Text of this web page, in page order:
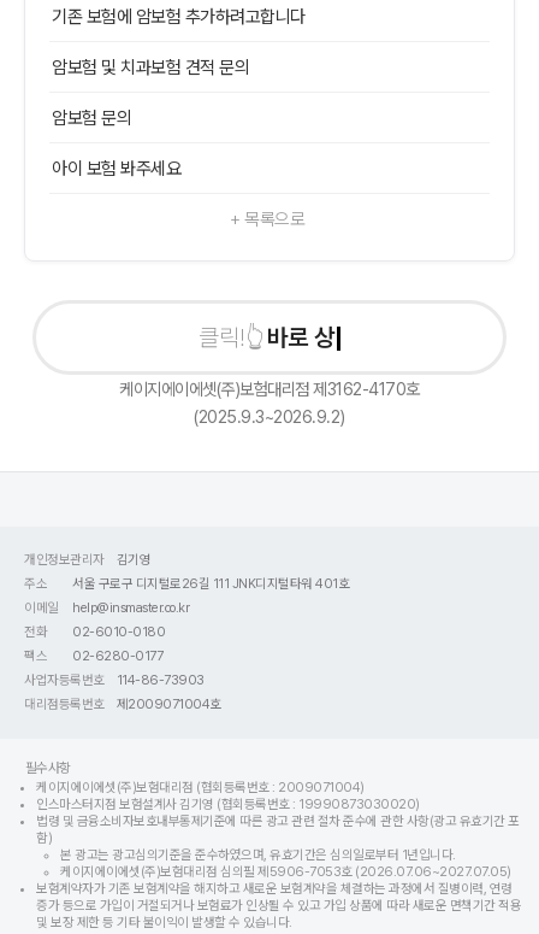
기존 보험에 암보험 추가하려고합니다
암보험 및 치과보험 견적 문의
암보험 문의
아이 보험 봐주세요
+ 목록으로
바로 상담신
케이지에이에셋(주)보험대리점 제3162-4170호
(2025.9.3~2026.9.2)
개인정보관리자
김기영
주소
서울 구로구 디지털로26길 111 JNK디지털타워 401호
이메일
help@insmaster.co.kr
전화
02-6010-0180
팩스
02-6280-0177
사업자등록번호
114-86-73903
대리점등록번호
제2009071004호
필수사항
케이지에이에셋(주)보험대리점 (협회등록번호 : 2009071004)
인스마스터지점 보험설계사 김기영 (협회등록번호 : 19990873030020)
법령 및 금융소비자보호내부통제기준에 따른 광고 관련 절차 준수에 관한 사항(광고 유효기간 포
함)
본 광고는 광고심의기준을 준수하였으며, 유효기간은 심의일로부터 1년입니다.
케이지에이에셋(주)보험대리점 심의필 제5906-7053호 (2026.07.06~2027.07.05)
보험계약자가 기존 보험계약을 해지하고 새로운 보험계약을 체결하는 과정에서 질병이력, 연령
증가 등으로 가입이 거절되거나 보험료가 인상될 수 있고 가입 상품에 따라 새로운 면책기간 적용
및 보장 제한 등 기타 불이익이 발생할 수 있습니다.